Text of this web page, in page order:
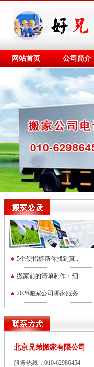
网站首页 公司简介
5个硬指标帮你找到真...
搬家前的清单制作：细...
2026搬家公司哪家服务...
北京兄弟搬家有限公司
服务热线：010-62986454